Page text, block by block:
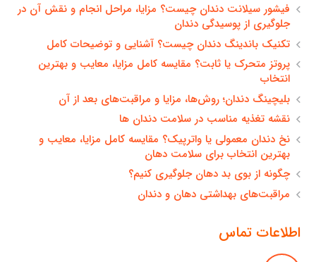
فیشور سیلانت دندان چیست؟ مزایا، مراحل انجام و نقش آن در
جلوگیری از پوسیدگی دندان
تکنیک باندینگ دندان چیست؟ آشنایی و توضیحات کامل
پروتز متحرک یا ثابت؟ مقایسه کامل مزایا، معایب و بهترین
انتخاب
بلیچینگ دندان؛ روش‌ها، مزایا و مراقبت‌های بعد از آن
نقشه تغذیه مناسب در سلامت دندان ها
نخ دندان معمولی یا واترپیک؟ مقایسه کامل مزایا، معایب و
بهترین انتخاب برای سلامت دهان
چگونه از بوی بد دهان جلوگیری کنیم؟
مراقبت‌های بهداشتی دهان و دندان
اطلاعات تماس